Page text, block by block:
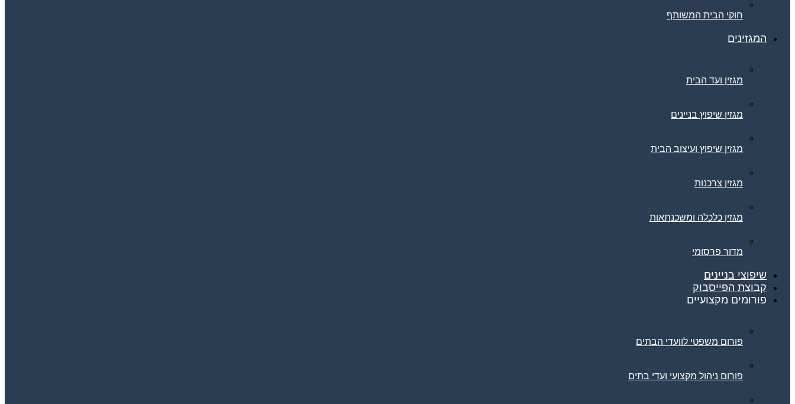
חוקי הבית המשותף
המגזינים
מגזין ועד הבית
מגזין שיפוץ בניינים
מגזין שיפוץ ועיצוב הבית
מגזין צרכנות
מגזין כלכלה ומשכנתאות
מדור פרסומי
שיפוצי בניינים
קבוצת הפייסבוק
פורומים מקצועיים
פורום משפטי לוועדי הבתים
פורום ניהול מקצועי ועדי בתים